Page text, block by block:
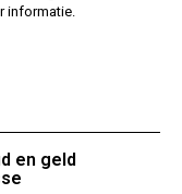
informatie.
en geld